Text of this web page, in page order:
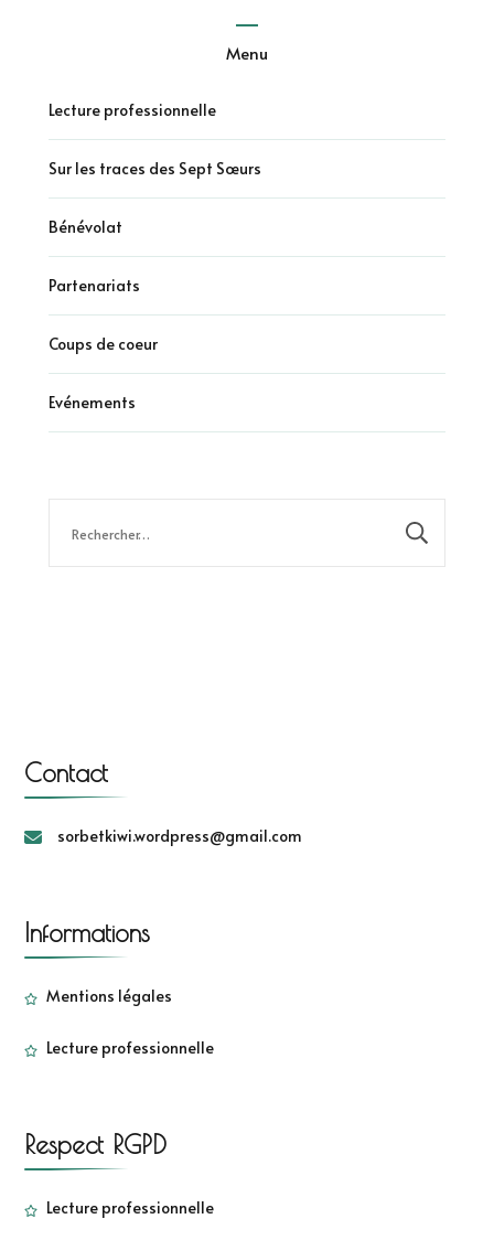
Menu
Lecture professionnelle
Sur les traces des Sept Sœurs
Bénévolat
Partenariats
Coups de coeur
Evénements
Contact
sorbetkiwi.wordpress@gmail.com
Informations
Mentions légales
Lecture professionnelle
Respect RGPD
Lecture professionnelle